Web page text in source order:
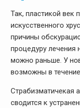
Так, пластикой век
искусственного
причины
процедуру лечения
можно раньше. У
возможны в
Страбизматичекая
сводится к